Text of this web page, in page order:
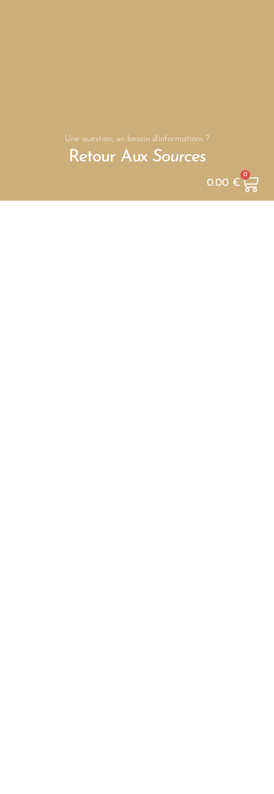
0.00 €
0
Une question, un besoin d'informations ?
Retour Aux Sources
Contactez Nous